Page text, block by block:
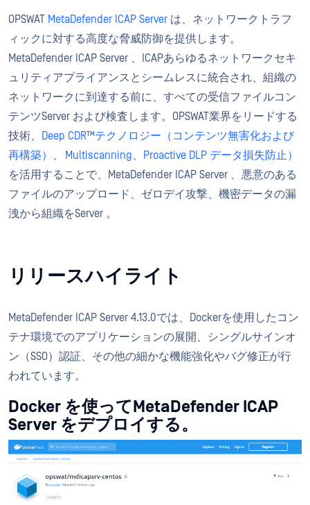
OPSWAT MetaDefender ICAP Server は、ネットワークトラフ
ィックに対する高度な脅威防御を提供します。
MetaDefender ICAP Server 、ICAPあらゆるネットワークセキ
ュリティアプライアンスとシームレスに統合され、組織の
ネットワークに到達する前に、すべての受信ファイルコン
テンツServer および検査します。OPSWAT業界をリードする
技術、
Deep CDR™テクノロジー（コンテンツ無害化および
再構築）
、 Multiscanning、
Proactive DLP データ損失防止）
を活用することで、MetaDefender ICAP Server 、悪意のある
ファイルのアップロード、ゼロデイ攻撃、機密データの漏
洩から組織をServer 。
リリースハイライト
MetaDefender ICAP Server 4.13.0では、Dockerを使用したコン
テナ環境でのアプリケーションの展開、シングルサインオ
ン（SSO）認証、その他の細かな機能強化やバグ修正が行
われています。
Docker を使ってMetaDefender ICAP
Server をデプロイする。